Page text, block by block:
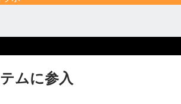
ムに参入